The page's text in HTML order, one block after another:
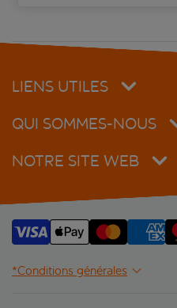
LIENS UTILES
QUI SOMMES-NOUS
NOTRE SITE WEB
*Conditions générales